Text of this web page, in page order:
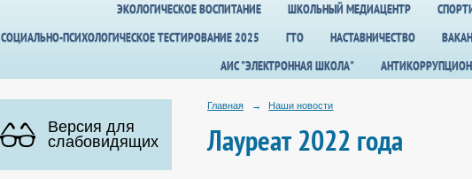
ЭКОЛОГИЧЕСКОЕ ВОСПИТАНИЕ
ШКОЛЬНЫЙ МЕДИАЦЕНТР
СОЦИАЛЬНО-ПСИХОЛОГИЧЕСКОЕ ТЕСТИРОВАНИЕ 2025
ГТО НАСТАВНИЧЕСТВО
АИС "ЭЛЕКТРОННАЯ ШКОЛА"
Версия для
слабовидящих
Главная → Наши новости
Лауреат 2022 года